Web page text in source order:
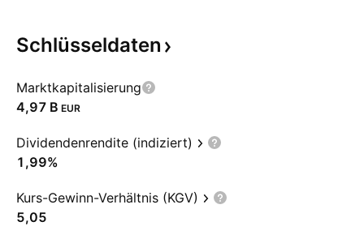
Schlüsseldaten
Marktkapitalisierung
‪4,97 B‬ EUR
Dividendenrendite (indiziert)
1,99%
Kurs-Gewinn-Verhältnis (KGV)
5,05